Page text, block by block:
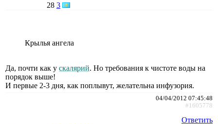
28 3
Крылья ангела
Да, почти как у скалярий. Но требования к чистоте воды на
порядок выше!
И первые 2-3 дня, как поплывут, желательна инфузория.
04/04/2012 07:45:48
#1605778
Ответить